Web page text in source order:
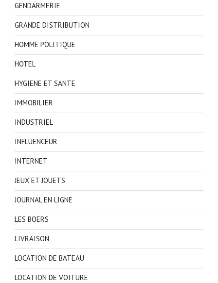
GENDARMERIE
GRANDE DISTRIBUTION
HOMME POLITIQUE
HOTEL
HYGIENE ET SANTE
IMMOBILIER
INDUSTRIEL
INFLUENCEUR
INTERNET
JEUX ET JOUETS
JOURNAL EN LIGNE
LES BOERS
LIVRAISON
LOCATION DE BATEAU
LOCATION DE VOITURE